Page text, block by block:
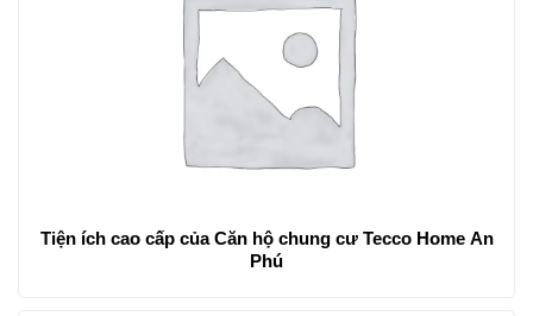
Tiện ích cao cấp của Căn hộ chung cư Tecco Home An
Phú